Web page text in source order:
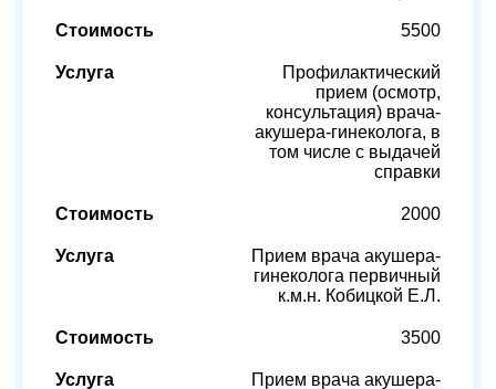
5500
Профилактический
прием (осмотр,
консультация) врача-
акушера-гинеколога, в
том числе с выдачей
справки
2000
Прием врача акушера-
гинеколога первичный
к.м.н. Кобицкой Е.Л.
3500
Прием врача акушера-